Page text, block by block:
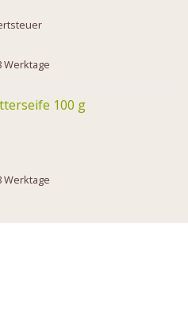
Werktage
100 g
Werktage